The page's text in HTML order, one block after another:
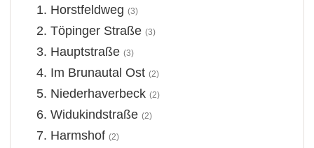
Horstfeldweg (3)
Töpinger Straße (3)
Hauptstraße (3)
Im Brunautal Ost (2)
Niederhaverbeck (2)
Widukindstraße (2)
Harmshof (2)